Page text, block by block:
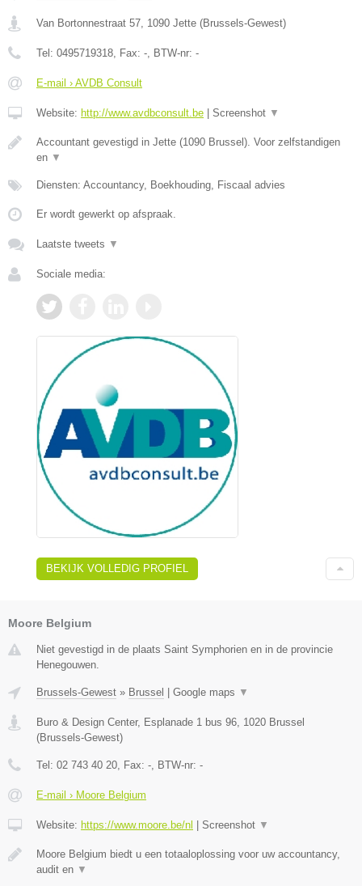
Van Bortonnestraat 57 1090 Jette (Brussels-Gewest)
Tel: 0495719318 , Fax: - , BTW-nr: -
E-mail › AVDB Consult
Website: http://www.avdbconsult.be | Screenshot ▼
Accountant gevestigd in Jette (1090 Brussel). Voor zelfstandigen
en ▼
Diensten: Accountancy, Boekhouding, Fiscaal advies
Er wordt gewerkt op afspraak.
Laatste tweets ▼
Sociale media:
BEKIJK VOLLEDIG PROFIEL
Moore Belgium
Niet gevestigd in de plaats Saint Symphorien en in de provincie
Henegouwen.
Brussels-Gewest » Brussel | Google maps ▼
Buro & Design Center, Esplanade 1 bus 96 1020 Brussel
(Brussels-Gewest)
Tel: 02 743 40 20 , Fax: - , BTW-nr: -
E-mail › Moore Belgium
Website: https://www.moore.be/nl | Screenshot ▼
Moore Belgium biedt u een totaaloplossing voor uw accountancy,
audit en ▼